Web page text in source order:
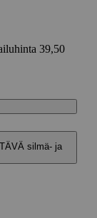
39,50
silmä- ja